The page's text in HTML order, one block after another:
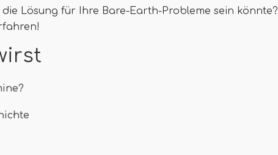
die Lösung für Ihre Bare-Earth-Probleme sein könnte?